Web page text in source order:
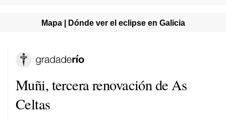
Mapa | Dónde ver el eclipse en Galicia
Muñi, tercera renovación de As
Celtas